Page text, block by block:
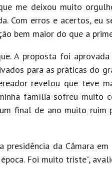
me deixou muito
Com erros e acertos, eu
bem maior do que a
A proposta foi
para as práticas do
revelou que teve
família sofreu muito
final de ano muito ruim
da Câmara
Foi muito triste”,